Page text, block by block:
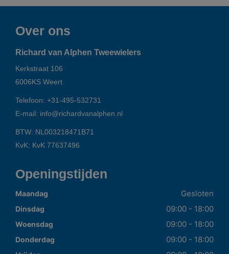
Over ons
Richard van Alphen Tweewielers
Kerkstraat 106
6006KS Weert
Telefoon: +31-495-532731
E-mail: info@richardvanalphen.nl
BTW: NL003218471B71
KvK: KvK 77637496
Openingstijden
Maandag Gesloten
Dinsdag 09:00 - 18:00
Woensdag 09:00 - 18:00
Donderdag 09:00 - 18:00